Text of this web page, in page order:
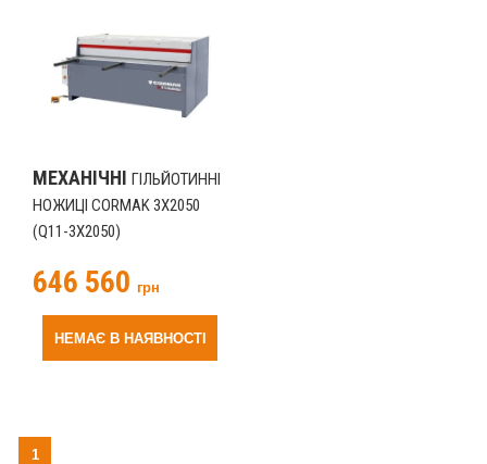
МЕХАНІЧНІ ГІЛЬЙОТИННІ
НОЖИЦІ CORMAK 3X2050
(Q11-3X2050)
646 560 грн
НЕМАЄ В НАЯВНОСТІ
1